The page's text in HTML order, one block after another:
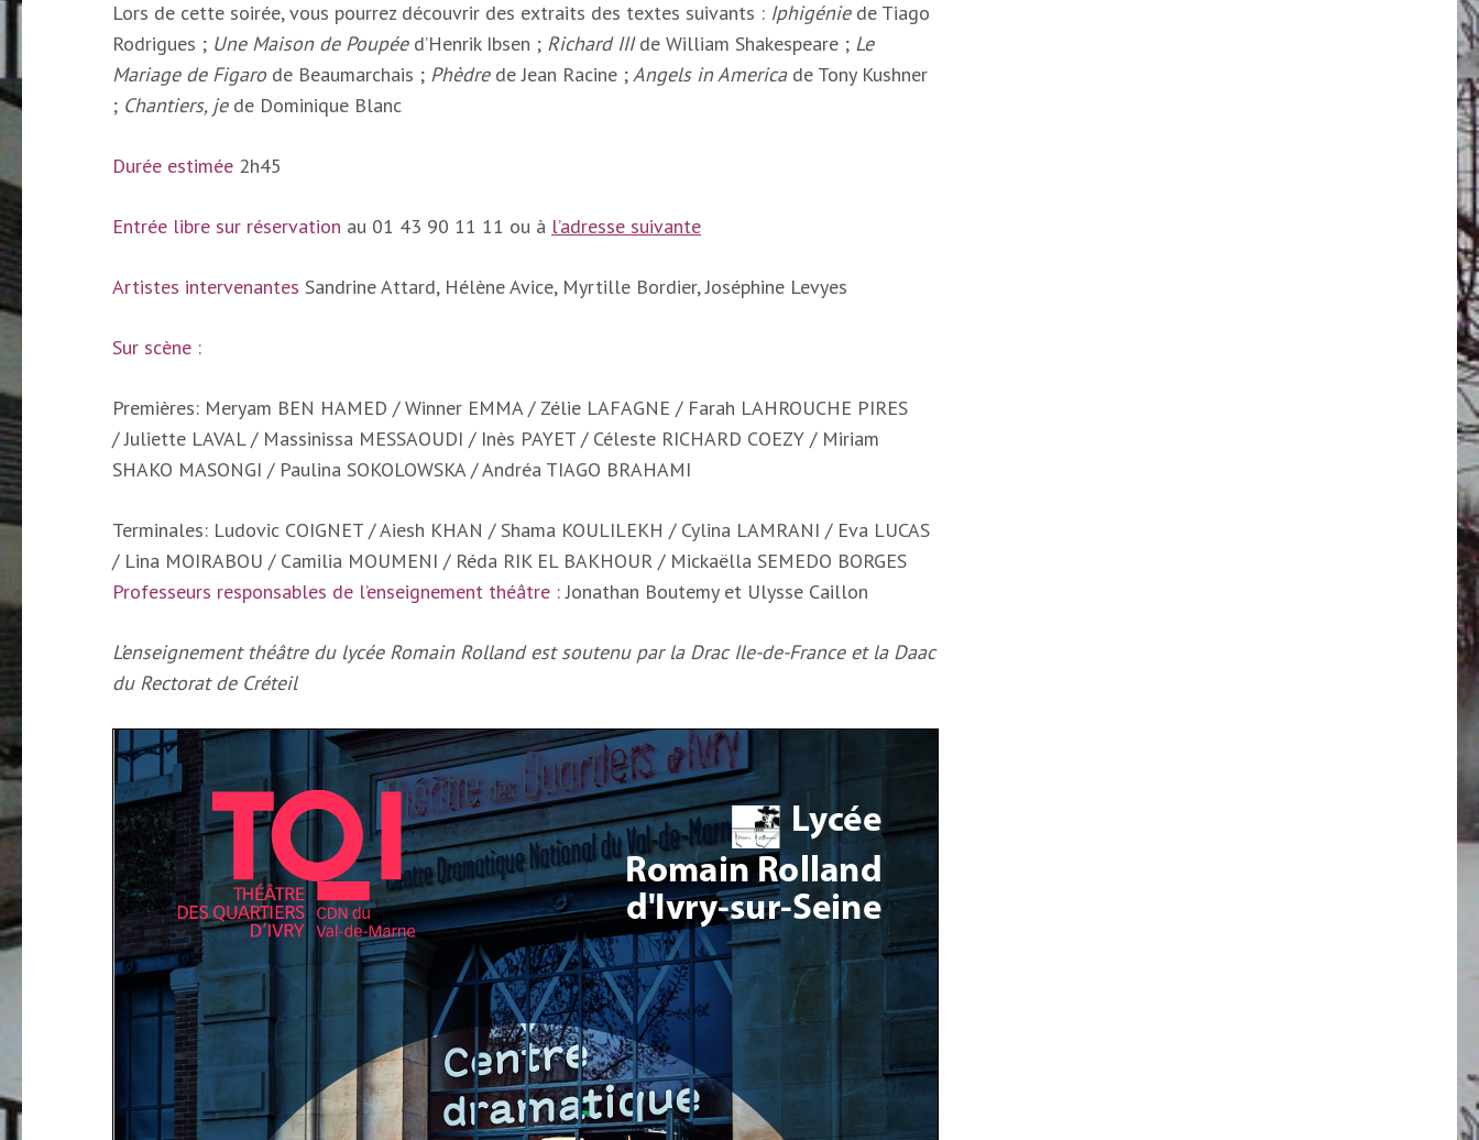
Lors de cette soirée, vous pourrez découvrir des extraits des textes suivants : Iphigéniede Tiago
Rodrigues ; Une Maison de Poupéed’Henrik Ibsen ; Richard IIIde William Shakespeare ; Le
Mariage de Figaro de Beaumarchais ; Phèdrede Jean Racine ;Angels in Americade Tony Kushner
; Chantiers, jede Dominique Blanc
Durée estimée 2h45
Entrée libre sur réservation au 01 43 90 11 11 ou à l’adresse suivante
Artistes intervenantes Sandrine Attard, Hélène Avice, Myrtille Bordier, Joséphine Levyes
Sur scène :
Premières: Meryam BEN HAMED / Winner EMMA / Zélie LAFAGNE / Farah LAHROUCHE PIRES
/ Juliette LAVAL / Massinissa MESSAOUDI / Inès PAYET / Céleste RICHARD COEZY / Miriam
SHAKO MASONGI / Paulina SOKOLOWSKA / Andréa TIAGO BRAHAMI
Terminales: Ludovic COIGNET / Aiesh KHAN / Shama KOULILEKH / Cylina LAMRANI / Eva LUCAS
/ Lina MOIRABOU / Camilia MOUMENI / Réda RIK EL BAKHOUR / Mickaëlla SEMEDO BORGES
Professeurs responsables de l’enseignement théâtre :Jonathan Boutemy et Ulysse Caillon
L’enseignement théâtre du lycée Romain Rolland est soutenu par la Drac Ile-de-France et la Daac
du Rectorat de Créteil